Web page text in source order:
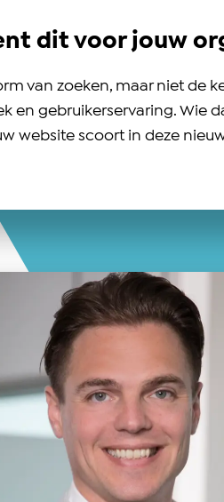
dit voor jouw
van zoeken, maar niet de
en gebruikerservaring. Wie
website scoort in deze